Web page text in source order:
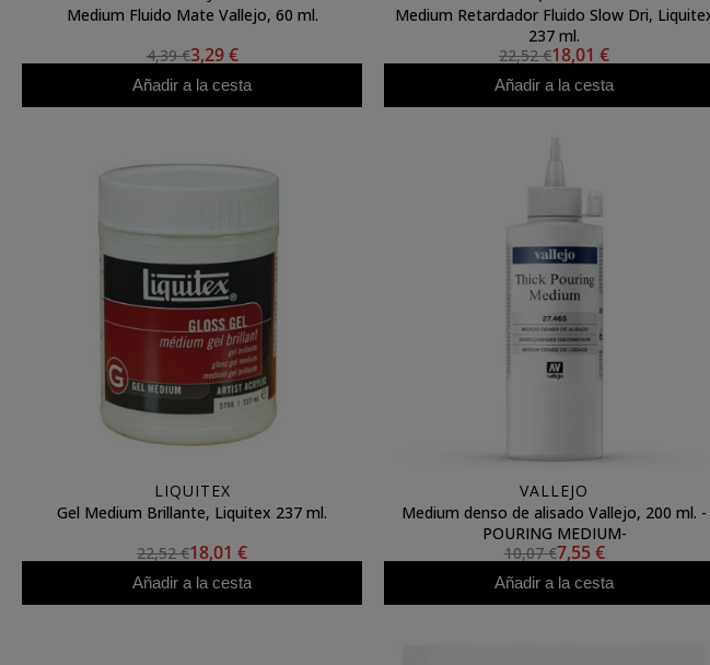
Medium Fluido Mate Vallejo, 60 ml.
4,39 €3,29 €
Añadir a la cesta
Medium Retardador Fluido Slow Dri,
237 ml.
22,52 €18,01 €
Añadir a la cesta
LIQUITEX
Gel Medium Brillante, Liquitex 237 ml.
22,52 €18,01 €
Añadir a la cesta
VALLEJO
Medium denso de alisado Vallejo, 200 ml. -
POURING MEDIUM-
10,07 €7,55 €
Añadir a la cesta